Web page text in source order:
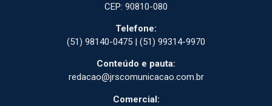
CEP: 90810-080
Telefone:
(51) 98140-0475 | (51) 99314-9970
Conteúdo e pauta:
redacao@jrscomunicacao.com.br
Comercial: